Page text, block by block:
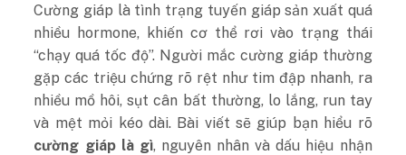
Cường giáp là tình trạng tuyến giáp sản xuất quá
nhiều hormone, khiến cơ thể rơi vào trạng thái
“chạy quá tốc độ”. Người mắc cường giáp thường
gặp các triệu chứng rõ rệt như tim đập nhanh, ra
nhiều mồ hôi, sụt cân bất thường, lo lắng, run tay
và mệt mỏi kéo dài. Bài viết sẽ giúp bạn hiểu rõ
cường giáp là gì, nguyên nhân và dấu hiệu nhận